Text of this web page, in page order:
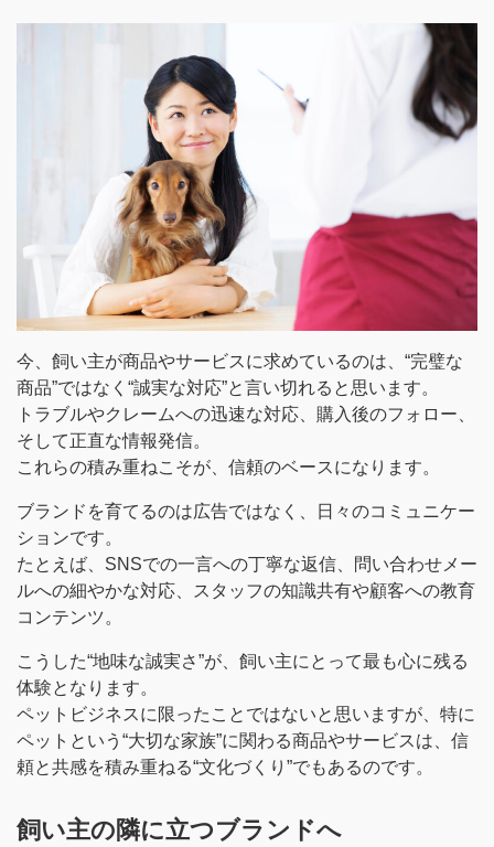
今、飼い主が商品やサービスに求めているのは、“完璧な
商品”ではなく“誠実な対応”と言い切れると思います。
トラブルやクレームへの迅速な対応、購入後のフォロー、
そして正直な情報発信。
これらの積み重ねこそが、信頼のベースになります。
ブランドを育てるのは広告ではなく、日々のコミュニケー
ションです。
たとえば、SNSでの一言への丁寧な返信、問い合わせメー
ルへの細やかな対応、スタッフの知識共有や顧客への教育
コンテンツ。
こうした“地味な誠実さ”が、飼い主にとって最も心に残る
体験となります。
ペットビジネスに限ったことではないと思いますが、特に
ペットという“大切な家族”に関わる商品やサービスは、信
頼と共感を積み重ねる“文化づくり”でもあるのです。
飼い主の隣に立つブランドへ